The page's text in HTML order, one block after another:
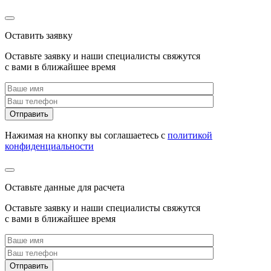
Оставить заявку
Оставьте заявку и наши специалисты свяжутся
с вами в ближайшее время
Нажимая на кнопку вы соглашаетесь с политикой
конфиденциальности
Оставьте данные для расчета
Оставьте заявку и наши специалисты свяжутся
с вами в ближайшее время